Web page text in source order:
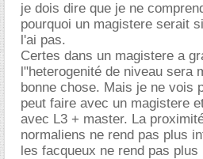
je dois dire que je ne
pourquoi un magistere serait
l'ai pas.
Certes dans un magistere a
l"heterogenité de niveau sera
bonne chose. Mais je ne vois
peut faire avec un magistere
avec L3 + master. La
normaliens ne rend pas plus
les facqueux ne rend pas plus